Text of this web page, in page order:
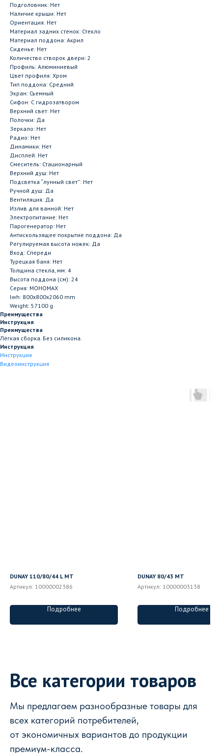
Подголовник: Нет
Наличие крыши: Нет
Ориентация: Нет
Материал задних стенок: Стекло
Материал поддона: Акрил
Сиденье: Нет
Количество створок двери: 2
Профиль: Алюминиевый
Цвет профиля: Хром
Тип поддона: Средний
Экран: Съемный
Сифон: С гидрозатвором
Верхний свет: Нет
Полочки: Да
Зеркало: Нет
Радио: Нет
Динамики: Нет
Дисплей: Нет
Смеситель: Стационарный
Верхний душ: Нет
Подсветка “лунный свет”: Нет
Ручной душ: Да
Вентиляция: Да
Излив для ванной: Нет
Электропитание: Нет
Парогенератор: Нет
Антискользящее покрытие поддона: Да
Регулируемая высота ножек: Да
Вход: Спереди
Турецкая баня: Нет
Толщина стекла, мм: 4
Высота поддона (см): 24
Серия: МОНОМАХ
lwh: 800x800x2060 mm
Weight: 57100 g
Преимущества
Инструкция
Преимущества
Лёгкая сборка. Без силикона.
Инструкция
Инструкция
Видеоинструкция
DUNAY 110/80/44 L MT
Артикул: 10000002386
Подробнее
DUNAY 80/43 MT
Артикул: 10000003138
Подробнее
Все категории товаров
Мы предлагаем разнообразные товары для
всех категорий потребителей,
от экономичных вариантов до продукции
премиум-класса.